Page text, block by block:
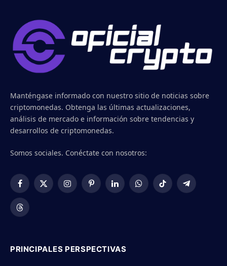
Manténgase informado con nuestro sitio de noticias sobre
criptomonedas. Obtenga las últimas actualizaciones,
análisis de mercado e información sobre tendencias y
desarrollos de criptomonedas.
Somos sociales. Conéctate con nosotros:
Facebook
X
InstagramPinterestLinkedInWhatsApp
TikTok Telegram
Threads
PRINCIPALES PERSPECTIVAS